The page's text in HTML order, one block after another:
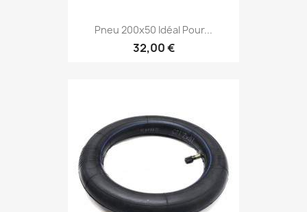
Pneu 200x50 Idéal Pour...
32,00 €